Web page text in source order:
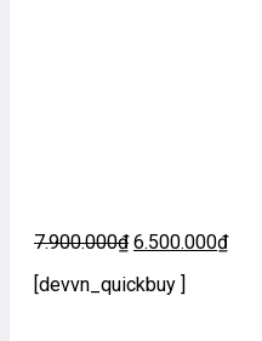
7.900.000₫ Giá
là:
6.500.000₫Giá
[devvn_quickbuy ]